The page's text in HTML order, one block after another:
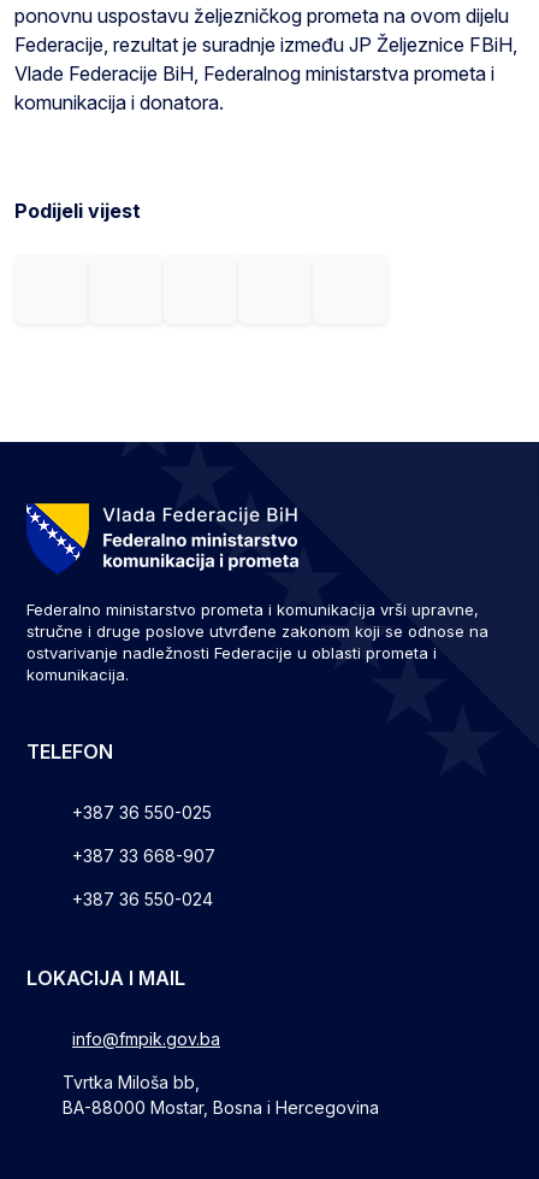
ponovnu uspostavu željezničkog prometa na ovom dijelu
Federacije, rezultat je suradnje između JP Željeznice FBiH,
Vlade Federacije BiH, Federalnog ministarstva prometa i
komunikacija i donatora.
Podijeli vijest
Federalno ministarstvo prometa i komunikacija vrši upravne,
stručne i druge poslove utvrđene zakonom koji se odnose na
ostvarivanje nadležnosti Federacije u oblasti prometa i
komunikacija.
TELEFON
+387 36 550-025
+387 33 668-907
+387 36 550-024
LOKACIJA I MAIL
info@fmpik.gov.ba
Tvrtka Miloša bb,
BA-88000 Mostar, Bosna i Hercegovina